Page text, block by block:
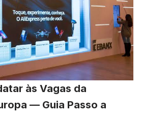
às Vagas da
— Guia Passo a